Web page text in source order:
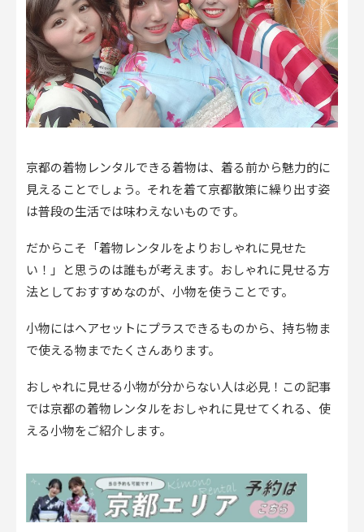
京都の着物レンタルできる着物は、着る前から魅力的に
見えることでしょう。それを着て京都散策に繰り出す姿
は普段の生活では味わえないものです。
だからこそ「着物レンタルをよりおしゃれに見せた
い！」と思うのは誰もが考えます。おしゃれに見せる方
法としておすすめなのが、小物を使うことです。
小物にはヘアセットにプラスできるものから、持ち物ま
で使える物までたくさんあります。
おしゃれに見せる小物が分からない人は必見！この記事
では京都の着物レンタルをおしゃれに見せてくれる、使
える小物をご紹介します。